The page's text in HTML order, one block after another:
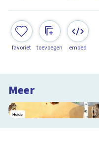
favoriet toevoegen embed
Meer